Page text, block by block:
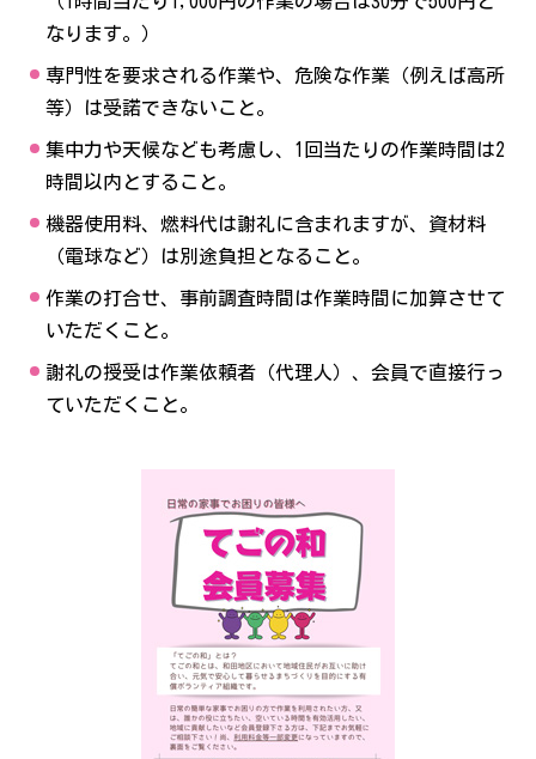
なります。）
専門性を要求される作業や、危険な作業（例えば高所
等）は受諾できないこと。
集中力や天候なども考慮し、1回当たりの作業時間は2
時間以内とすること。
機器使用料、燃料代は謝礼に含まれますが、資材料
（電球など）は別途負担となること。
作業の打合せ、事前調査時間は作業時間に加算させて
いただくこと。
謝礼の授受は作業依頼者（代理人）、会員で直接行っ
ていただくこと。